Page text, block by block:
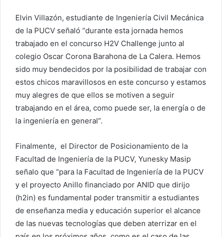
Elvin Villazón, estudiante de Ingeniería Civil Mecánica
de la PUCV señaló “durante esta jornada hemos
trabajado en el concurso H2V Challenge junto al
colegio Oscar Corona Barahona de La Calera. Hemos
sido muy bendecidos por la posibilidad de trabajar con
estos chicos maravillosos en este concurso y estamos
muy alegres de que ellos se motiven a seguir
trabajando en el área, como puede ser, la energía o de
la ingeniería en general”.
Finalmente, el Director de Posicionamiento de la
Facultad de Ingeniería de la PUCV, Yunesky Masip
señalo que “para la Facultad de Ingeniería de la PUCV
y el proyecto Anillo financiado por ANID que dirijo
(h2in) es fundamental poder transmitir a estudiantes
de enseñanza media y educación superior el alcance
de las nuevas tecnologías que deben aterrizar en el